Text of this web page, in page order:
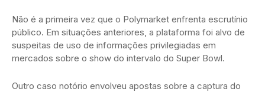
Não é a primeira vez que o Polymarket enfrenta escrutínio
público. Em situações anteriores, a plataforma foi alvo de
suspeitas de uso de informações privilegiadas em
mercados sobre o show do intervalo do Super Bowl.
Outro caso notório envolveu apostas sobre a captura do